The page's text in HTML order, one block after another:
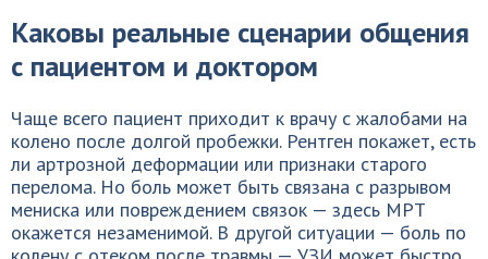
Каковы реальные сценарии общения
с пациентом и доктором
Чаще всего пациент приходит к врачу с жалобами на
колено после долгой пробежки. Рентген покажет, есть
ли артрозной деформации или признаки старого
перелома. Но боль может быть связана с разрывом
мениска или повреждением связок — здесь МРТ
окажется незаменимой. В другой ситуации — боль по